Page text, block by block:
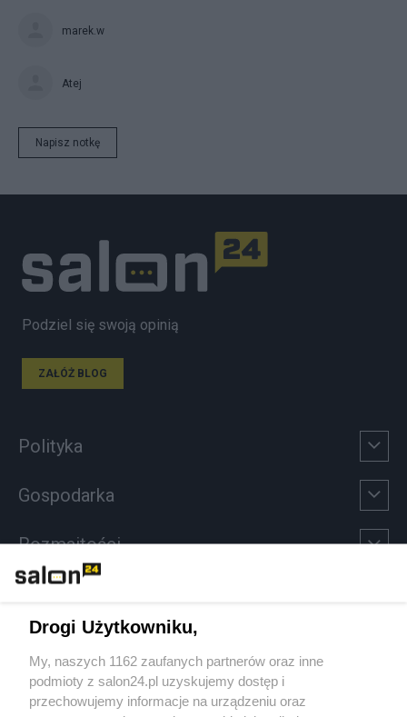
marek.w
Atej
Napisz notkę
Podziel się swoją opinią
ZAŁÓŻ BLOG
Polityka
Gospodarka
Rozmaitości
Sport
Społeczeństwo
Drogi Użytkowniku,
My, naszych 1162 zaufanych partnerów oraz inne
podmioty z salon24.pl uzyskujemy dostęp i
przechowujemy informacje na urządzeniu oraz